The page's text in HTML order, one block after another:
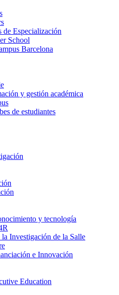
de Especialización
School
Barcelona
y gestión académica
de estudiantes
y tecnología
Investigación de la Salle
e Innovación
Education